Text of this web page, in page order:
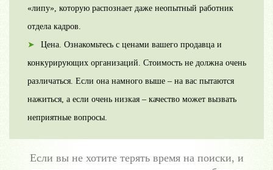
«липу», которую распознает даже неопытный работник
отдела кадров.
Цена. Ознакомьтесь с ценами вашего продавца и
конкурирующих организаций. Стоимость не должна очень
различаться. Если она намного выше – на вас пытаются
нажиться, а если очень низкая – качество может вызвать
неприятные вопросы.
Если вы не хотите терять время на поиски, и